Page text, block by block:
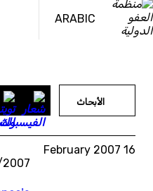
ARABIC
الأبحاث
16 February 2007
2007